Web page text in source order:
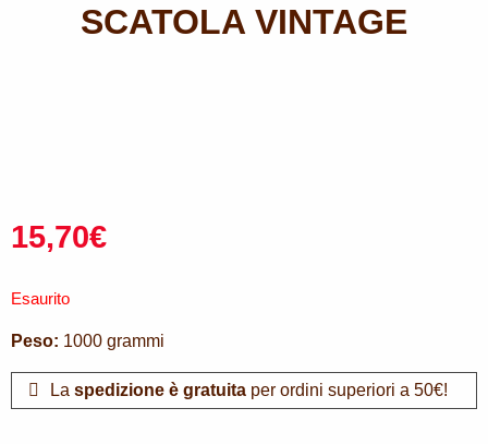
SCATOLA VINTAGE
15,70€
Esaurito
Peso: 1000 grammi
La spedizione è gratuitaper ordini superiori a 50€!